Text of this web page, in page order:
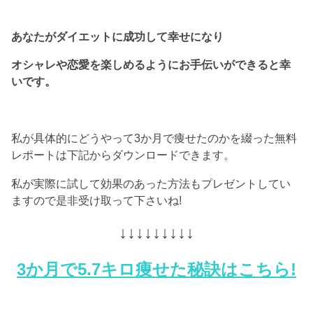
あなたがダイエットに成功して幸せになり
オシャレや恋愛を楽しめるようにお手伝いができると幸
いです。
私が具体的にどうやって3か月で痩せたのかを綴った無料
レポートは下記からダウンロードできます。
私が実際に試して効果のあった方法もプレゼントしてい
ますので是非受け取って下さいね!
↓↓↓↓↓↓↓↓↓
3か月で5.7キロ痩せた秘訣はこちら!